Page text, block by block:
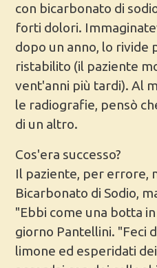
con bicarbonato di
forti dolori.
dopo un anno, lo
ristabilito (il paziente
vent'anni più tardi). Al
le radiografie, pensò
di un altro.
Cos'era successo?
Il paziente, per errore,
Bicarbonato di Sodio,
"Ebbi come una botta
giorno Pantellini. "Feci
limone ed esperidati